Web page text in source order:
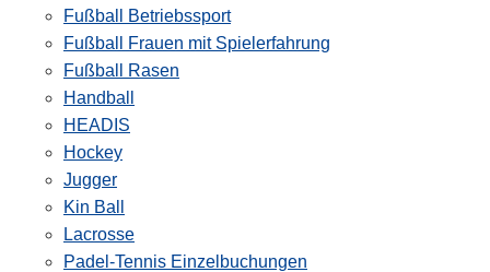
Fußball Betriebssport
Fußball Frauen mit Spielerfahrung
Fußball Rasen
Handball
HEADIS
Hockey
Jugger
Kin Ball
Lacrosse
Padel-Tennis Einzelbuchungen